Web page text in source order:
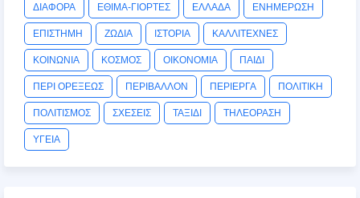
ΔΙΑΦΟΡΑ ΕΘΙΜΑ-ΓΙΟΡΤΕΣ ΕΛΛΑΔΑ ΕΝΗΜΕΡΩΣΗ
ΕΠΙΣΤΗΜΗ ΖΩΔΙΑ ΙΣΤΟΡΙΑ ΚΑΛΛΙΤΕΧΝΕΣ
ΚΟΙΝΩΝΙΑ ΚΟΣΜΟΣ ΟΙΚΟΝΟΜΙΑ ΠΑΙΔΙ
ΠΕΡΙ ΟΡΕΞΕΩΣ ΠΕΡΙΒΑΛΛΟΝ ΠΕΡΙΕΡΓΑ ΠΟΛΙΤΙΚΗ
ΠΟΛΙΤΙΣΜΟΣ ΣΧΕΣΕΙΣ ΤΑΞΙΔΙ ΤΗΛΕΟΡΑΣΗ
ΥΓΕΙΑ